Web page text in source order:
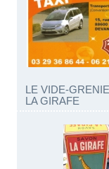
LE VIDE-
LA GIRAFE